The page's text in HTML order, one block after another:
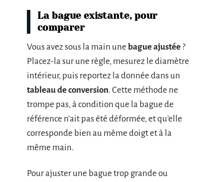
La bague existante, pour
comparer
Vous avez sous la main une bague ajustée ?
Placez-la sur une règle, mesurez le diamètre
intérieur, puis reportez la donnée dans un
tableau de conversion. Cette méthode ne
trompe pas, à condition que la bague de
référence n’ait pas été déformée, et qu’elle
corresponde bien au même doigt et à la
même main.
Pour ajuster une bague trop grande ou